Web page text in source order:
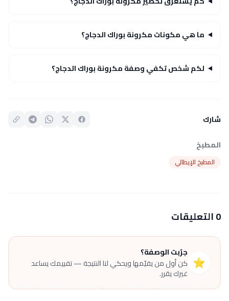
ما هي مكونات مكرونة بوراك الدجاج؟
لكم شخص تكفي وصفة مكرونة بوراك الدجاج؟
شارك
المطبخ
المطبخ الإيطالي
0 التعليقات
⭐
جرّبت الوصفة؟
كن أول من يقيّمها ويحكي لنا النتيجة — تقييمك يساعد
غيرك يقرر.